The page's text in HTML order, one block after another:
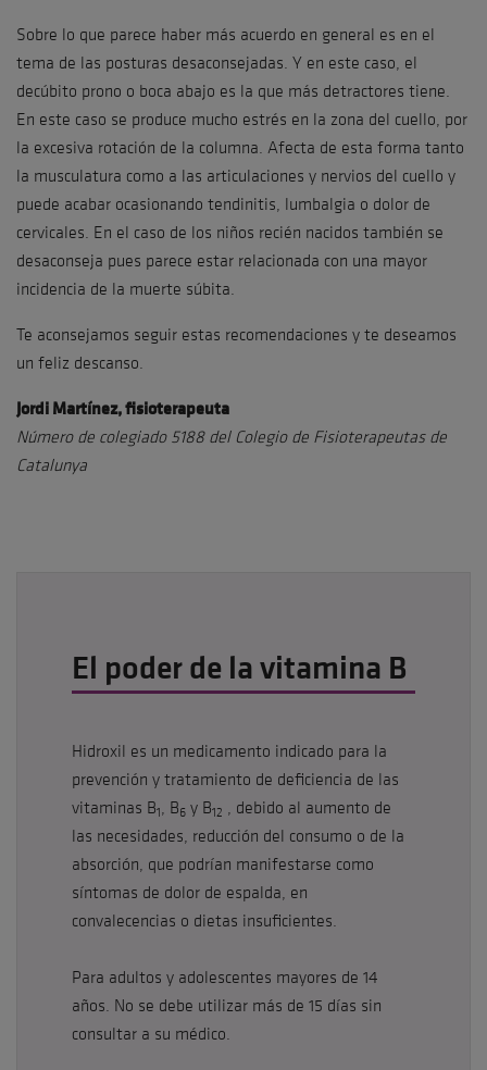
Sobre lo que parece haber más acuerdo en general es en el
tema de las posturas desaconsejadas. Y en este caso, el
decúbito prono o boca abajo es la que más detractores tiene.
En este caso se produce mucho estrés en la zona del cuello, por
la excesiva rotación de la columna. Afecta de esta forma tanto
la musculatura como a las articulaciones y nervios del cuello y
puede acabar ocasionando tendinitis, lumbalgia o dolor de
cervicales. En el caso de los niños recién nacidos también se
desaconseja pues parece estar relacionada con una mayor
incidencia de la muerte súbita.
Te aconsejamos seguir estas recomendaciones y te deseamos
un feliz descanso.
Jordi Martínez, fisioterapeuta
Número de colegiado 5188 del Colegio de Fisioterapeutas de
Catalunya
El poder de la vitamina B
Hidroxil es un medicamento indicado para la
prevención y tratamiento de deficiencia de las
vitaminas B1 , B6 y B12
, debido al aumento de
las necesidades, reducción del consumo o de la
absorción, que podrían manifestarse como
síntomas de dolor de espalda, en
convalecencias o dietas insuficientes.
Para adultos y adolescentes mayores de 14
años. No se debe utilizar más de 15 días sin
consultar a su médico.